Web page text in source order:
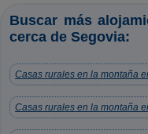
Buscar más
cerca de Segovia:
Casas rurales en la montaña
Casas rurales en la montaña